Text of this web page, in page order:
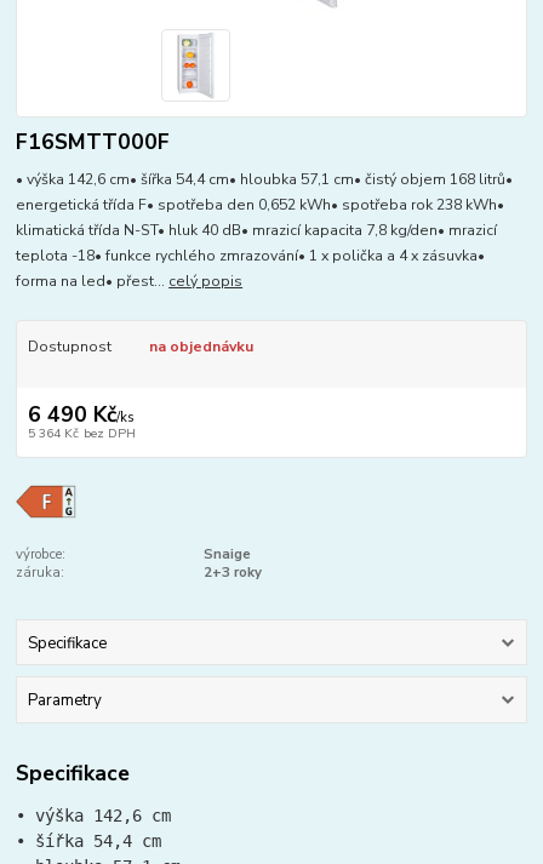
F16SMTT000F
• výška 142,6 cm• šířka 54,4 cm• hloubka 57,1 cm• čistý objem 168 litrů•
energetická třída F• spotřeba den 0,652 kWh• spotřeba rok 238 kWh•
klimatická třída N-ST• hluk 40 dB• mrazicí kapacita 7,8 kg/den• mrazicí
teplota -18• funkce rychlého zmrazování• 1 x polička a 4 x zásuvka•
forma na led• přest... celý popis
Dostupnost na objednávku
6 490 Kč/ks
5 364 Kč bez DPH
výrobce:
Snaige
záruka:
2+3 roky
Specifikace
Parametry
Specifikace
• výška 142,6 cm
• šířka 54,4 cm